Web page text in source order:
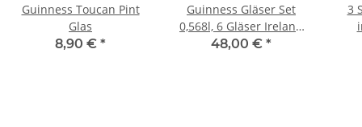
Guinness Toucan Pint
Glas
8,90 € *
Guinness Gläser Set
0,568l, 6 Gläser Ireland
Collection
48,00 € *
3